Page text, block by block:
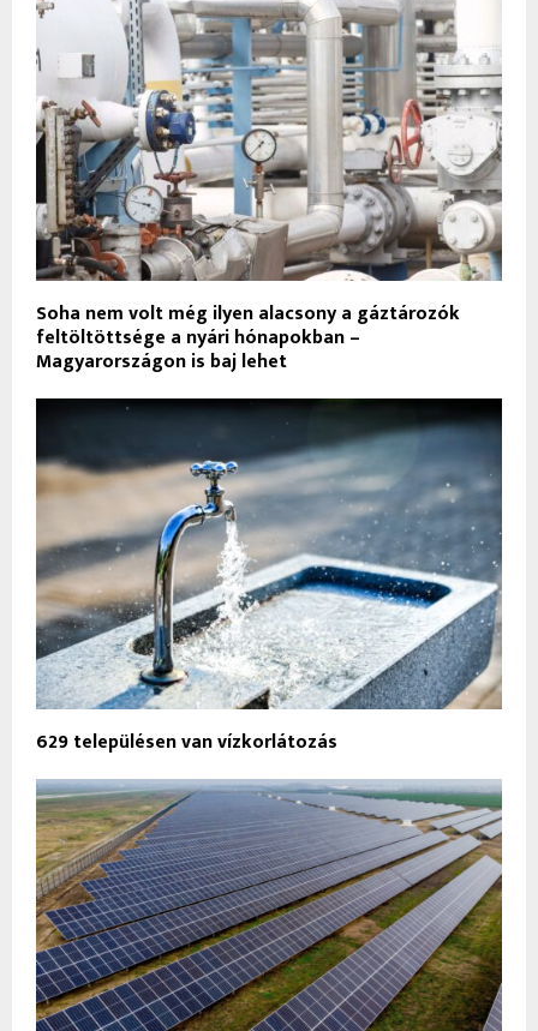
Soha nem volt még ilyen alacsony a gáztározók
feltöltöttsége a nyári hónapokban –
Magyarországon is baj lehet
629 településen van vízkorlátozás